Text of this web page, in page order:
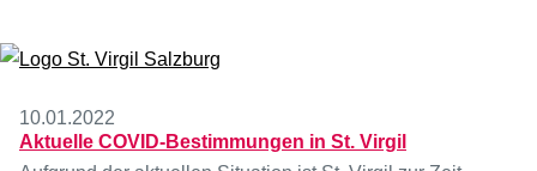
10.01.2022
Aktuelle COVID-Bestimmungen in St. Virgil